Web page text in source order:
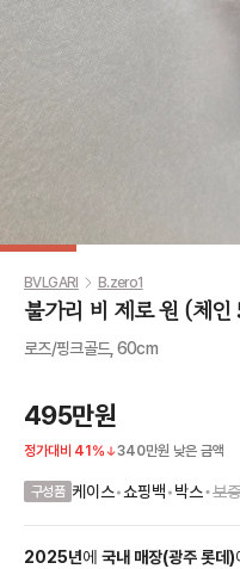
BVLGARI B.zero1
불가리 비 제로 원 (체
로즈/핑크골드, 60cm
495만원
정가대비 41 % 340만원 낮은 금액
구성품 케이스•쇼핑백•박스•보
2025년에 국내 매장(광주 롯데 )